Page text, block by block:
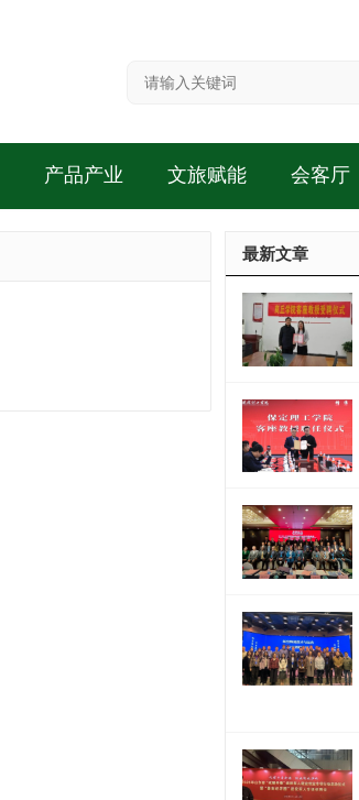
产品产业 文旅赋能 会客厅
最新文章